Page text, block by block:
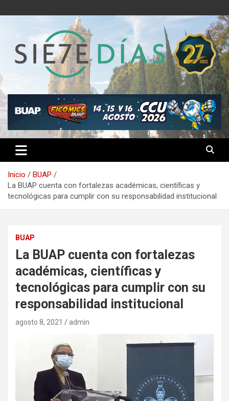
al
Semanario 7 Días
Inicio
BUAP
La BUAP cuenta con fortalezas académicas, científicas y
tecnológicas para cumplir con su responsabilidad institucional
BUAP
La BUAP cuenta con fortalezas
académicas, científicas y
tecnológicas para cumplir con su
responsabilidad institucional
agosto 8, 2021 admin